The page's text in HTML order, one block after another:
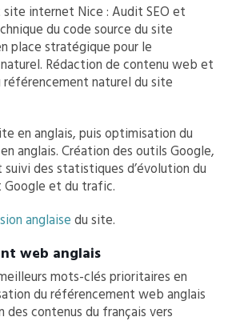
internet Nice : Audit SEO et
du code source du site
place stratégique pour le
Rédaction de contenu web et
naturel du site
en anglais, puis optimisation du
anglais. Création des outils Google,
des statistiques d’évolution du
et du trafic.
anglaise du site.
web anglais
mots-clés prioritaires en
du référencement web anglais
des contenus du français vers